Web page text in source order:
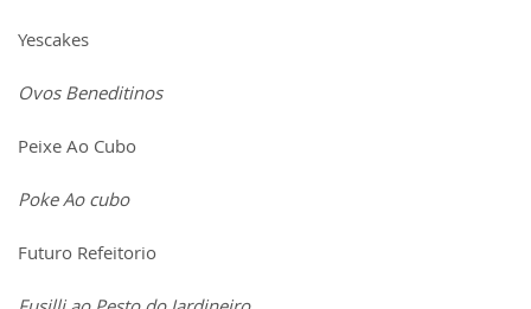
Yescakes
Ovos Beneditinos
Peixe Ao Cubo
Poke Ao cubo
Futuro Refeitorio